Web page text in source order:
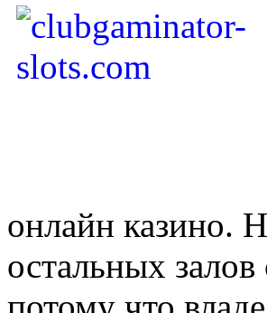
онлайн казино.
остальных